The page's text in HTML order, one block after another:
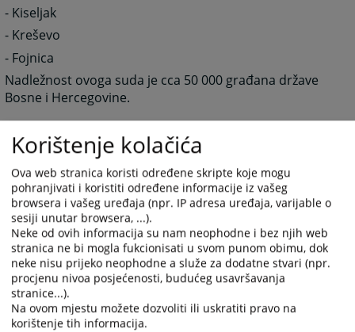
- Kiseljak
- Kreševo
- Fojnica
Nadležnost ovoga suda je cca 50 000 građana države
Bosne i Hercegovine.
3702PREGLEDA
Korištenje kolačića
Ova web stranica koristi određene skripte koje mogu
pohranjivati i koristiti određene informacije iz vašeg
browsera i vašeg uređaja (npr. IP adresa uređaja, varijable o
sesiji unutar browsera, ...).
Neke od ovih informacija su nam neophodne i bez njih web
stranica ne bi mogla fukcionisati u svom punom obimu, dok
neke nisu prijeko neophodne a služe za dodatne stvari (npr.
procjenu nivoa posjećenosti, budućeg usavršavanja
stranice...).
Na ovom mjestu možete dozvoliti ili uskratiti pravo na
korištenje tih informacija.